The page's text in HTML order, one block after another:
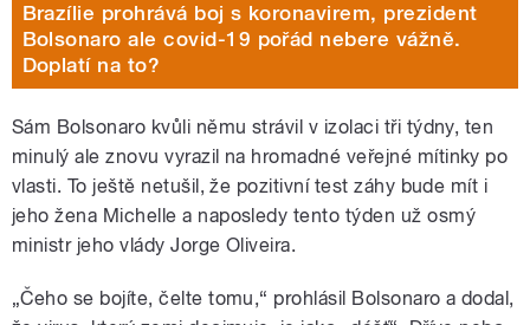
Brazílie prohrává boj s koronavirem, prezident
Bolsonaro ale covid-19 pořád nebere vážně.
Doplatí na to?
Sám Bolsonaro kvůli němu strávil v izolaci tři týdny, ten
minulý ale znovu vyrazil na hromadné veřejné mítinky po
vlasti. To ještě netušil, že pozitivní test záhy bude mít i
jeho žena Michelle a naposledy tento týden už osmý
ministr jeho vlády Jorge Oliveira.
„Čeho se bojíte, čelte tomu,“ prohlásil Bolsonaro a dodal,